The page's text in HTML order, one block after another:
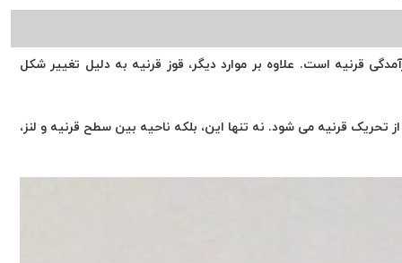
چشم شامل نازک شدن و برآمدگی قرنیه است. علاوه بر موارد دیگر، قوز قرنیه به دلیل تغییر شکل
تحریک قرنیه می شود. نه تنها این، بلکه ناحیه بین سطح قرنیه و لنز،